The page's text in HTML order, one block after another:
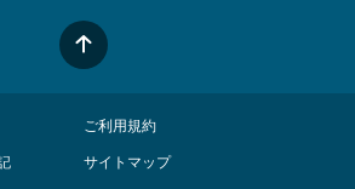
ご利用規約
サイトマップ